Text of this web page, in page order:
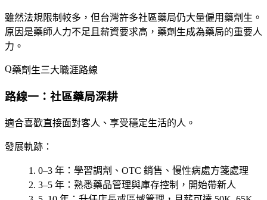
雖然法規限制較多，但台灣許多社區藥局仍大量僱用藥劑生。
原因是藥師人力不足且薪資要求高，藥劑生成為藥局的重要人
力。
藥劑生三大職涯路線
路線一：社區藥局深耕
適合喜歡直接面對客人、享受穩定生活的人。
發展軌跡：
0–3 年 ：學習調劑、OTC 銷售、慢性病處方箋處理
3–5 年 ：熟悉藥品管理與庫存控制，開始帶新人